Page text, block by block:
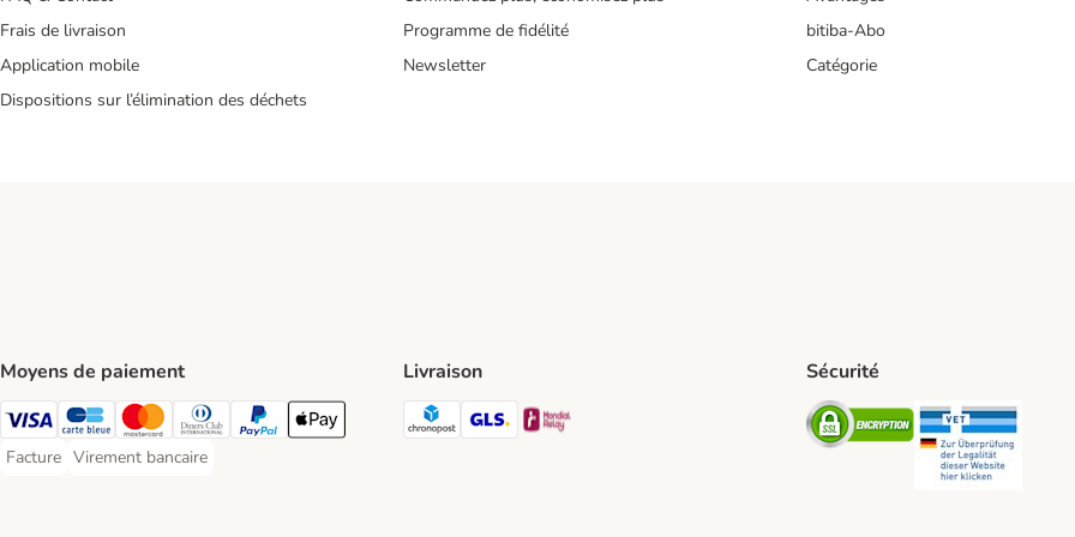
Frais de livraison
Application mobile
Dispositions sur l’élimination des déchets
Programme de fidélité
Newsletter
bitiba-Abo
Catégorie
Moyens de paiement
Visa Payment Method
carte bleue Payment Method
Master Card Payment Method
Diners Club Payment Method
Paypal Payment Method
Apple Pay Payment Method
Facture
Facture Payment Method
Virement bancaire
Virement bancaire Payment Method
Livraison
Chronopost Shipping Method
GLS Shipping Method
Mondial relay Shipping Method
Sécurité
Security